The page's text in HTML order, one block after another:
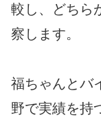
較し、どちら
察します。
福ちゃんとバ
野で実績を持